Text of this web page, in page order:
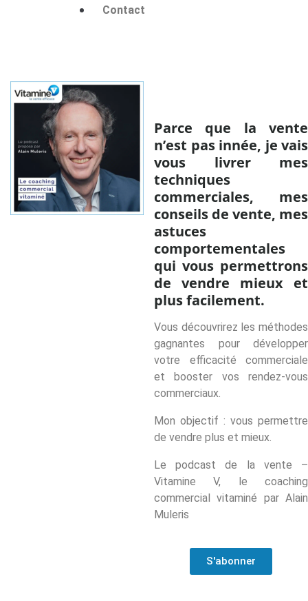
Contact
Parce que la vente
n’est pas innée, je vais
vous livrer mes
techniques
commerciales, mes
conseils de vente, mes
astuces
comportementales
qui vous permettrons
de vendre mieux et
plus facilement.
Vous découvrirez les méthodes
gagnantes pour développer
votre efficacité commerciale
et booster vos rendez-vous
commerciaux.
Mon objectif : vous permettre
de vendre plus et mieux.
Le podcast de la vente –
Vitamine V, le coaching
commercial vitaminé par Alain
Muleris
S'abonner